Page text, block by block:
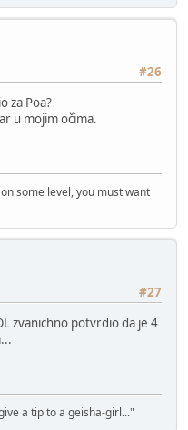
#26
za Poa?
u mojim očima.
some level, you must want
#27
zvanichno potvrdio da je 4
a tip to a geisha-girl..."